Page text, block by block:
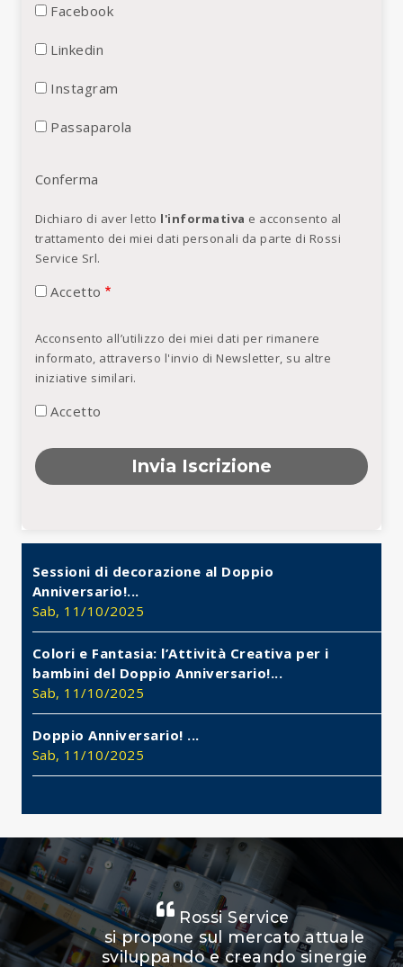
Facebook
Linkedin
Instagram
Passaparola
Conferma
Dichiaro di aver letto l'informativa e acconsento al
trattamento dei miei dati personali da parte di Rossi
Service Srl.
Accetto
Acconsento all’utilizzo dei miei dati per rimanere
informato, attraverso l'invio di Newsletter, su altre
iniziative similari.
Accetto
Sessioni di decorazione al Doppio
Anniversario!...
Sab, 11/10/2025
Colori e Fantasia: l’Attività Creativa per i
bambini del Doppio Anniversario!...
Sab, 11/10/2025
Doppio Anniversario! ...
Sab, 11/10/2025
Rossi Service
si propone sul mercato attuale
sviluppando e creando sinergie